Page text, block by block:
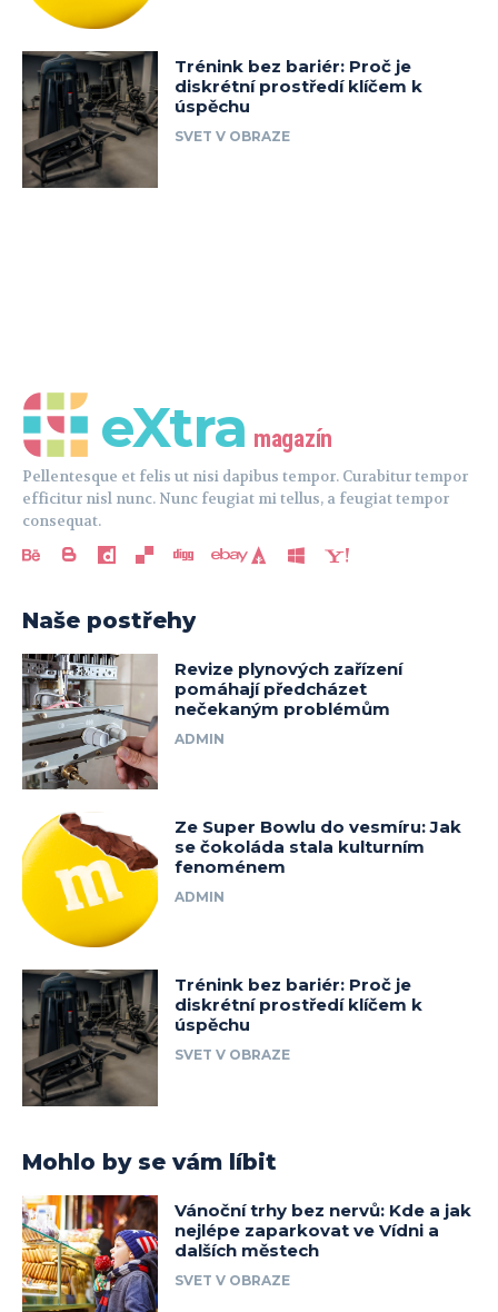
eXtra magazín
Pellentesque et felis ut nisi dapibus tempor. Curabitur tempor
efficitur nisl nunc. Nunc feugiat mi tellus, a feugiat tempor
consequat.
Naše postřehy
Revize plynových zařízení
pomáhají předcházet
nečekaným problémům
ADMIN
Ze Super Bowlu do vesmíru: Jak
se čokoláda stala kulturním
fenoménem
ADMIN
Trénink bez bariér: Proč je
diskrétní prostředí klíčem k
úspěchu
SVET V OBRAZE
Mohlo by se vám líbit
Vánoční trhy bez nervů: Kde a jak
nejlépe zaparkovat ve Vídni a
dalších městech
SVET V OBRAZE